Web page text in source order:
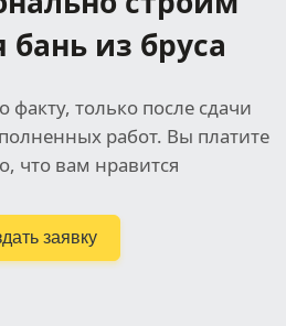
бань из бруса
факту, только после сдачи
работ. Вы платите
что вам нравится
заявку